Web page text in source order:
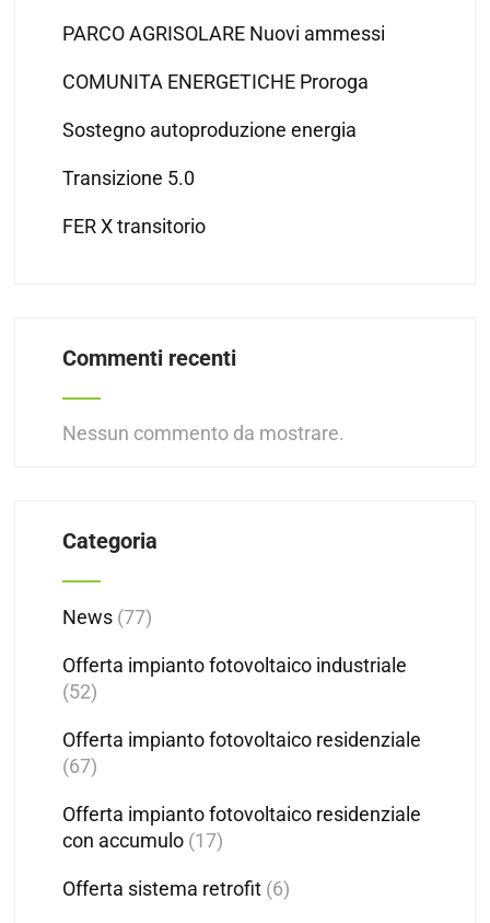
PARCO AGRISOLARE Nuovi ammessi
COMUNITA ENERGETICHE Proroga
Sostegno autoproduzione energia
Transizione 5.0
FER X transitorio
Commenti recenti
Nessun commento da mostrare.
Categoria
News(77)
Offerta impianto fotovoltaico industriale
(52)
Offerta impianto fotovoltaico residenziale
(67)
Offerta impianto fotovoltaico residenziale
con accumulo(17)
Offerta sistema retrofit(6)